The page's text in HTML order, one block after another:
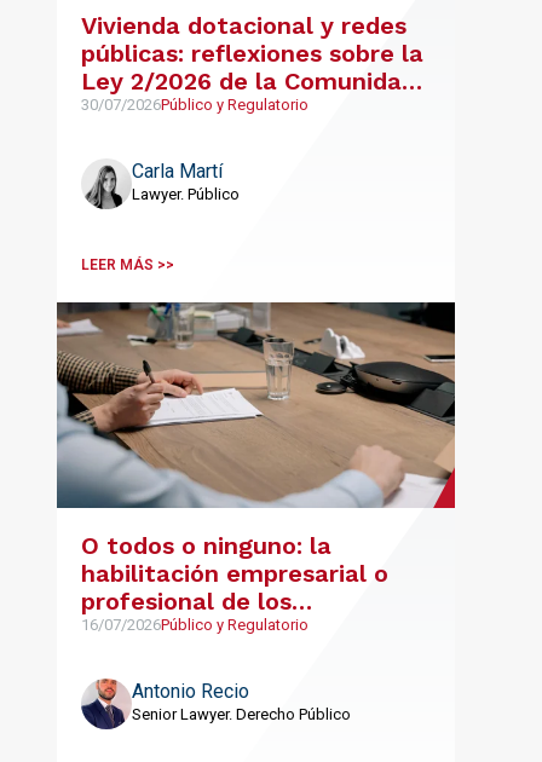
Vivienda dotacional y redes
públicas: reflexiones sobre la
Ley 2/2026 de la Comunidad
de Madrid
30/07/2026Público y Regulatorio
Carla Martí
Lawyer. Público
LEER MÁS >>
O todos o ninguno: la
habilitación empresarial o
profesional de los
integrantes de una UTE
16/07/2026Público y Regulatorio
Antonio Recio
Senior Lawyer. Derecho Público